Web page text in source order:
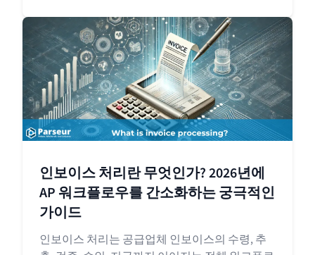
인보이스 처리란 무엇인가? 2026년에
AP 워크플로우를 간소화하는 궁극적인
가이드
인보이스 처리는 공급업체 인보이스의 수령, 추